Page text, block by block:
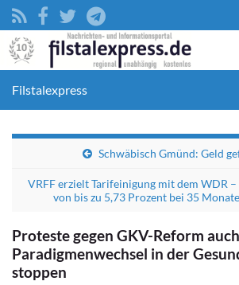
Filstalexpress
Schwäbisch Gmünd: Geld
VRFF erzielt Tarifeinigung mit dem WDR
von bis zu 5,73 Prozent bei 35
Proteste gegen GKV-Reform
Paradigmenwechsel in der
stoppen